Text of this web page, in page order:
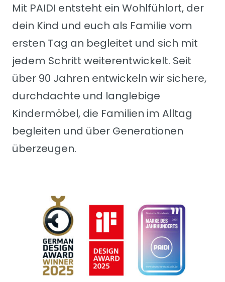
Mit PAIDI entsteht ein Wohlfühlort, der
dein Kind und euch als Familie vom
ersten Tag an begleitet und sich mit
jedem Schritt weiterentwickelt. Seit
über 90 Jahren entwickeln wir sichere,
durchdachte und langlebige
Kindermöbel, die Familien im Alltag
begleiten und über Generationen
überzeugen.